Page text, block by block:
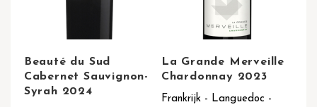
Beauté du Sud
Cabernet Sauvignon-
Syrah 2024
La Grande Merveille
Chardonnay 2023
Frankrijk - Languedoc -